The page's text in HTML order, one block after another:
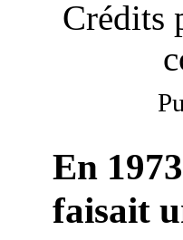
Crédits
En
faisait